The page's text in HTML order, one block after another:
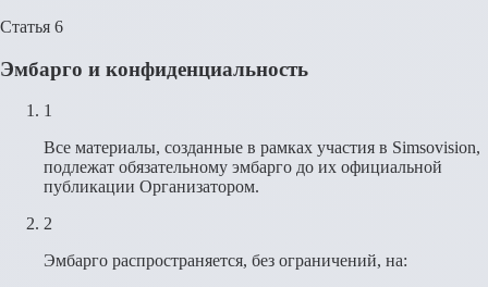
Статья 6
Эмбарго и конфиденциальность
1
Все материалы, созданные в рамках участия в Simsovision,
подлежат обязательному эмбарго до их официальной
публикации Организатором.
2
Эмбарго распространяется, без ограничений, на: